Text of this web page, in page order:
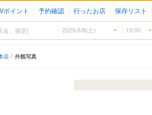
ポイント 予約確認 行ったお店 保存リスト
店 外観写真